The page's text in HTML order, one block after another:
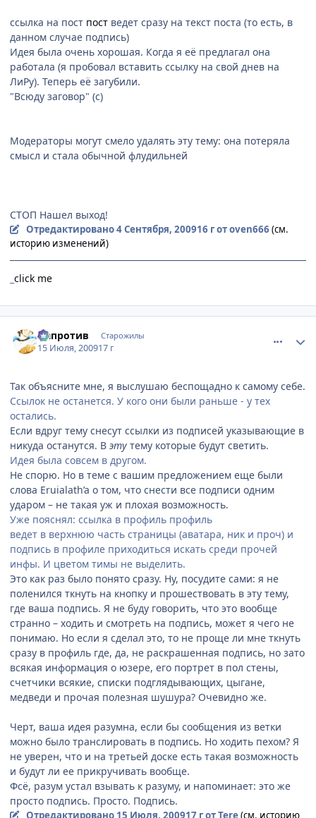
ссылка на пост пост ведет сразу на текст поста (то есть, в
данном случае подпись)
Идея была очень хорошая. Когда я её предлагал она
работала (я пробовал вставить ссылку на свой днев на
ЛиРу). Теперь её загубили.
"Всюду заговор" (с)
Модераторы могут смело удалять эту тему: она потеряла
смысл и стала обычной флудильней
СТОП Нашел выход!
Отредактировано4 Сентября, 200916 гот oven666 (см.
историю изменений)
click me
Напротив Старожилы
15 Июля, 200917 г
Так объясните мне, я выслушаю беспощадно к самому себе.
Ссылок не останется. У кого они были раньше - у тех
остались.
Если вдруг тему снесут ссылки из подписей указывающие в
никуда останутся. В эту тему которые будут светить.
Идея была совсем в другом.
Не спорю. Но в теме с вашим предложением еще были
слова Eruialath’a о том, что снести все подписи одним
ударом – не такая уж и плохая возможность.
Уже пояснял: ссылка в профиль профиль
ведет в верхнюю часть страницы (аватара, ник и проч) и
подпись в профиле приходиться искать среди прочей
инфы. И цветом тимы не выделить.
Это как раз было понято сразу. Ну, посудите сами: я не
поленился ткнуть на кнопку и прошествовать в эту тему,
где ваша подпись. Я не буду говорить, что это вообще
странно – ходить и смотреть на подпись, может я чего не
понимаю. Но если я сделал это, то не проще ли мне ткнуть
сразу в профиль где, да, не раскрашенная подпись, но зато
всякая информация о юзере, его портрет в пол стены,
счетчики всякие, списки подглядывающих, цыгане,
медведи и прочая полезная шушура? Очевидно же.
Черт, ваша идея разумна, если бы сообщения из ветки
можно было транслировать в подпись. Но ходить пехом? Я
не уверен, что и на третьей доске есть такая возможность
и будут ли ее прикручивать вообще.
Фсё, разум устал взывать к разуму, и напоминает: это же
просто подпись. Просто. Подпись.
Отредактировано 15 Июля, 200917 гот Tere(см. историю